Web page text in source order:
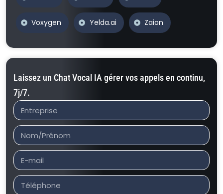
Voxygen Yelda.ai Zaion
Laissez un Chat Vocal IA gérer vos appels en continu,
7j/7.